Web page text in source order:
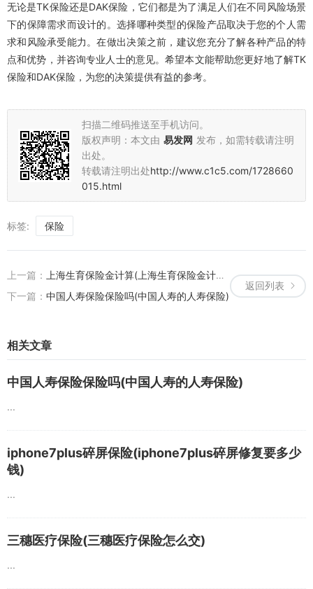
无论是TK保险还是DAK保险，它们都是为了满足人们在不同风险场景
下的保障需求而设计的。选择哪种类型的保险产品取决于您的个人需
求和风险承受能力。在做出决策之前，建议您充分了解各种产品的特
点和优势，并咨询专业人士的意见。希望本文能帮助您更好地了解TK
保险和DAK保险，为您的决策提供有益的参考。
扫描二维码推送至手机访问。
版权声明：本文由 易发网 发布，如需转载请注明
出处。
转载请注明出处http://www.c1c5.com/1728660
015.html
标签: 保险
返回列表
上一篇：
上海生育保险金计算(上海生育保险金计算器)
下一篇： 中国人寿保险保险吗(中国人寿的人寿保险)
相关文章
中国人寿保险保险吗(中国人寿的人寿保险)
...
iphone7plus碎屏保险(iphone7plus碎屏修复要多少
钱)
...
三穗医疗保险(三穗医疗保险怎么交)
...